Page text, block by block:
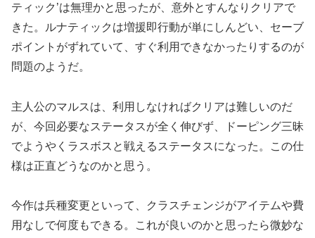
ティック’は無理かと思ったが、意外とすんなりクリアで
きた。ルナティックは増援即行動が単にしんどい、セーブ
ポイントがずれていて、すぐ利用できなかったりするのが
問題のようだ。
主人公のマルスは、利用しなければクリアは難しいのだ
が、今回必要なステータスが全く伸びず、ドーピング三昧
でようやくラスボスと戦えるステータスになった。この仕
様は正直どうなのかと思う。
今作は兵種変更といって、クラスチェンジがアイテムや費
用なしで何度もできる。これが良いのかと思ったら微妙な